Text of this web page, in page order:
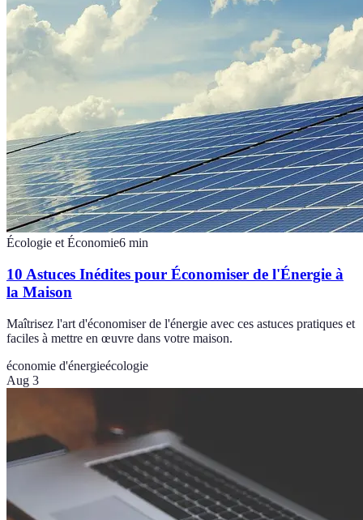
Écologie et Économie6 min
10 Astuces Inédites pour Économiser de l'Énergie à
la Maison
Maîtrisez l'art d'économiser de l'énergie avec ces astuces pratiques et
faciles à mettre en œuvre dans votre maison.
économie d'énergieécologie
Aug 3